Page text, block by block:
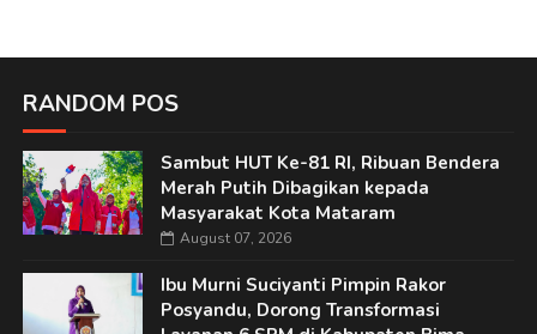
RANDOM POS
Sambut HUT Ke-81 RI, Ribuan Bendera
Merah Putih Dibagikan kepada
Masyarakat Kota Mataram
August 07, 2026
Ibu Murni Suciyanti Pimpin Rakor
Posyandu, Dorong Transformasi